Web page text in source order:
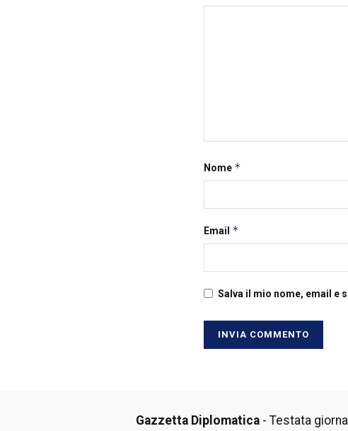
Nome *
Email *
Salva il mio nome, email e
Gazzetta Diplomatica- Testata